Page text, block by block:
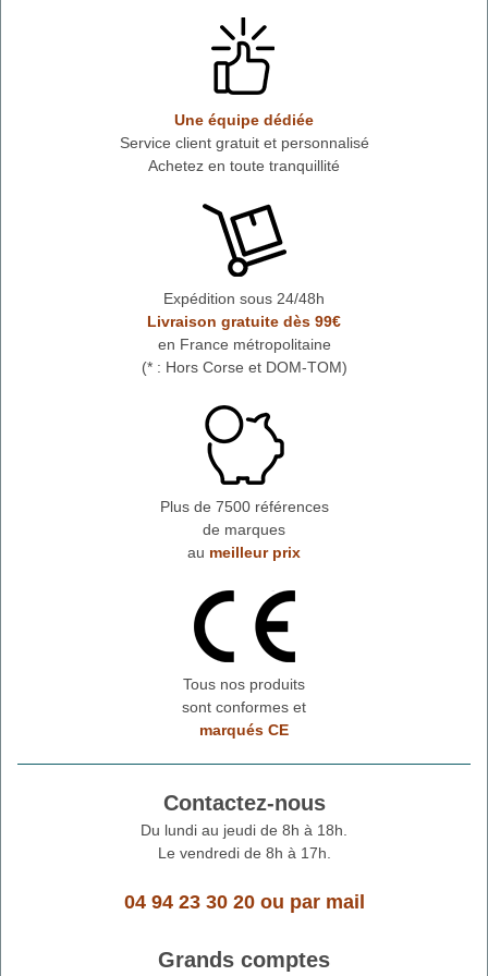
Une équipe dédiée
Service client gratuit et personnalisé
Achetez en toute tranquillité
Expédition sous 24/48h
Livraison gratuite dès 99€
en France métropolitaine
(* : Hors Corse et DOM-TOM)
Plus de 7500 références
de marques
au meilleur prix
Tous nos produits
sont conformes et
marqués CE
Contactez-nous
Du lundi au jeudi de 8h à 18h.
Le vendredi de 8h à 17h.
04 94 23 30 20ou par mail
Grands comptes